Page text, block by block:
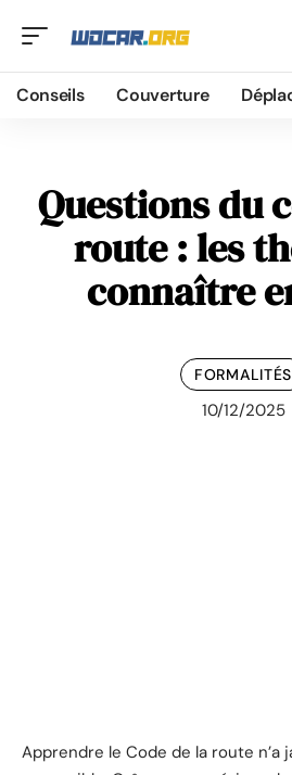
Conseils Couverture
Questions du
route : les
connaître
FORMALITÉS
10/12/2025
Apprendre le Code de la route n’a